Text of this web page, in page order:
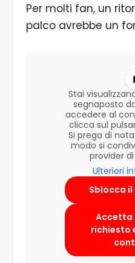
Per molti fan, un
palco avrebbe un
Stai
segnaposto
accedere al
clicca sul
Si prega di
modo si
provider
Ulteriori
Sblocca
Accetta
richiesto